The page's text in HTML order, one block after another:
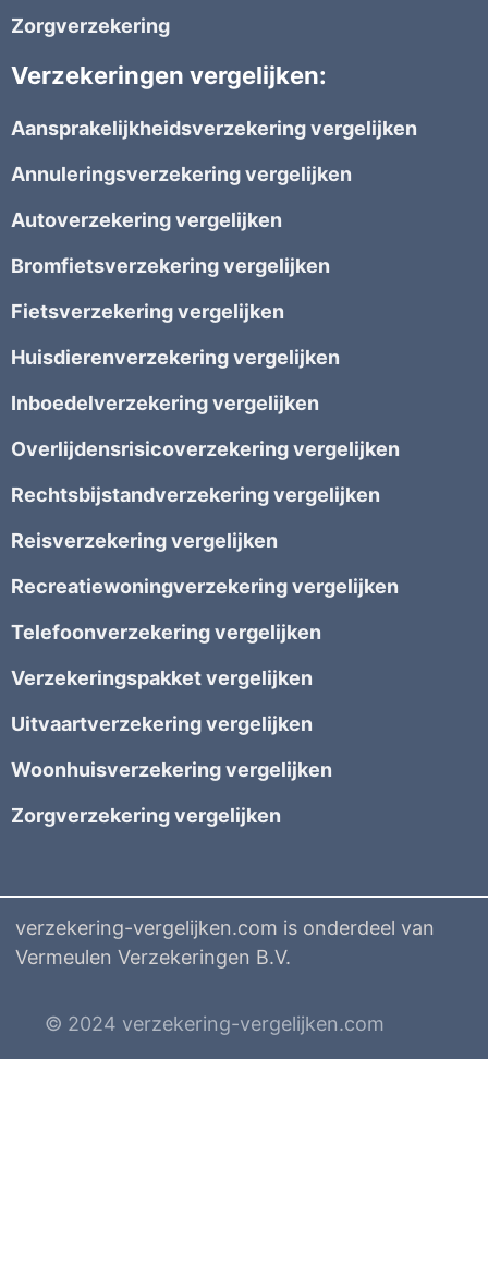
Zorgverzekering
Verzekeringen vergelijken:
Aansprakelijkheidsverzekering vergelijken
Annuleringsverzekering vergelijken
Autoverzekering vergelijken
Bromfietsverzekering vergelijken
Fietsverzekering vergelijken
Huisdierenverzekering vergelijken
Inboedelverzekering vergelijken
Overlijdensrisicoverzekering vergelijken
Rechtsbijstandverzekering vergelijken
Reisverzekering vergelijken
Recreatiewoningverzekering vergelijken
Telefoonverzekering vergelijken
Verzekeringspakket vergelijken
Uitvaartverzekering vergelijken
Woonhuisverzekering vergelijken
Zorgverzekering vergelijken
verzekering-vergelijken.com is onderdeel van
Vermeulen Verzekeringen B.V.
© 2024 verzekering-vergelijken.com